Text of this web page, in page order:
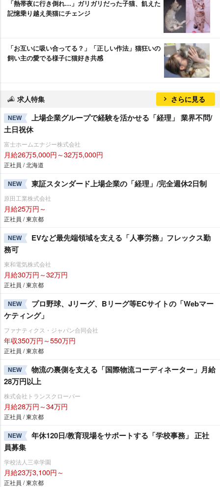
「熱帯夜に行き倒れ…」ガリガリだった子猫、飢えた
記憶乗り越え美猫にチェンジ
「お互いに吸い合ってる？」「正しい作法」猫狂いの
飼い主の愛でる様子に猫好き共感
求人特集 さらに見る
NEW
上場企業グループで経験を活かせる「経理」 業界不問/
土日祝休
富士ホームエナジー株式会社
月給26万5,000円～32万5,000円
正社員 / 北海道
NEW 東証スタンダード上場企業の「経理」/完全週休2日制
原田工業株式会社
月給25万円～
正社員 / 東京都
NEW
EVなど最先端領域を支える「人事労務」フレックス勤
務可
東和電気株式会社
月給30万円～32万円
正社員 / 東京都
NEW
プロ野球、Jリーグ、Bリーグ等ECサイトの「Webマー
ケティング」
ファナティクス・ジャパン合同会社
年収350万円～550万円
正社員 / 東京都
NEW
物流の裏側を支える「国際物流コーディネーター」月給
28万円以上
株式会社トランスクローバー
月給28万円～34万円
正社員 / 東京都
NEW
年休120日/教育現場をサポートする「学校事務」 正社
員募集
学校法人三幸学園
月給23万3,100円～
正社員 / 東京都